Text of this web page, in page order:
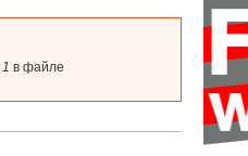
1 в файле